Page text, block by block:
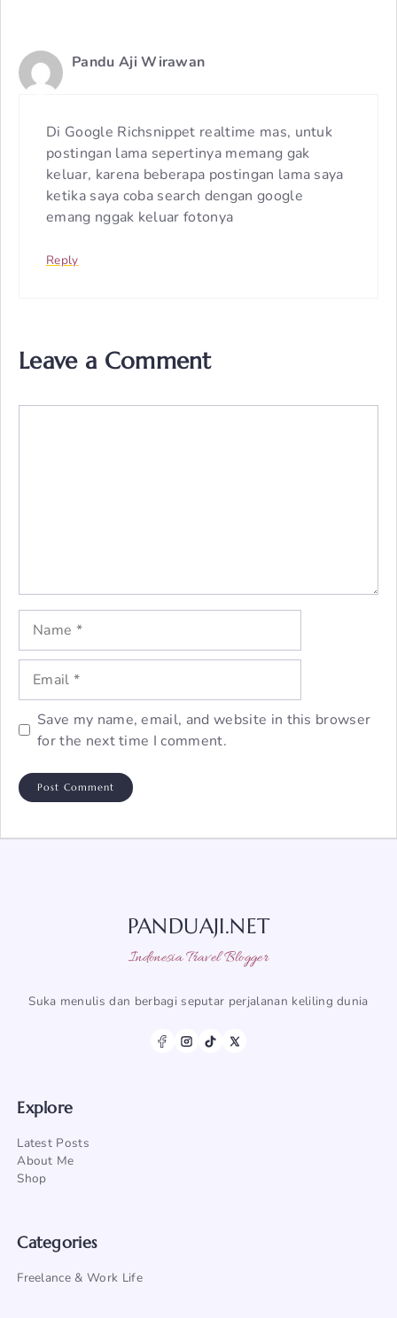
Pandu Aji Wirawan
Di Google Richsnippet realtime mas, untuk
postingan lama sepertinya memang gak
keluar, karena beberapa postingan lama saya
ketika saya coba search dengan google
emang nggak keluar fotonya
Reply
Leave a Comment
Name
Email
Save my name, email, and website in this browser
for the next time I comment.
PANDUAJI.NET
Indonesia Travel Blogger
Suka menulis dan berbagi seputar perjalanan keliling dunia
Explore
Latest Posts
About Me
Shop
Categories
Freelance & Work Life